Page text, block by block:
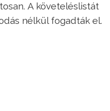
A követeléslistát
nélkül fogadták el.